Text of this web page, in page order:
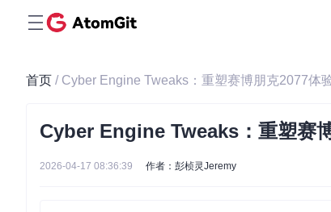
首页 / Cyber Engine Tweaks：重塑赛博朋克2077体
Cyber Engine Tweaks：重塑赛
2026-04-17 08:36:39 作者：彭桢灵Jeremy